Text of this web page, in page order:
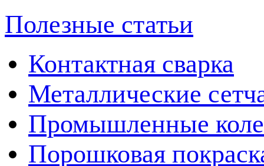
Полезные статьи
Контактная сварка
Металлические
Промышленные
Порошковая